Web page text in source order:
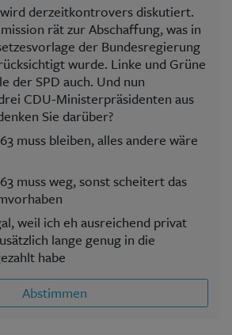
derzeitkontrovers diskutiert.
rät zur Abschaffung, was in
der Bundesregierung
wurde. Linke und Grüne
der SPD auch. Und nun
CDU-Ministerpräsidenten aus
Sie darüber?
muss bleiben, alles andere wäre
muss weg, sonst scheitert das
weil ich eh ausreichend privat
lange genug in die
habe
Abstimmen